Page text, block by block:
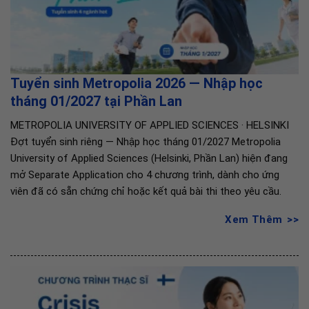
Tuyển sinh Metropolia 2026 — Nhập học
tháng 01/2027 tại Phần Lan
METROPOLIA UNIVERSITY OF APPLIED SCIENCES · HELSINKI
Đợt tuyển sinh riêng — Nhập học tháng 01/2027 Metropolia
University of Applied Sciences (Helsinki, Phần Lan) hiện đang
mở Separate Application cho 4 chương trình, dành cho ứng
viên đã có sẵn chứng chỉ hoặc kết quả bài thi theo yêu cầu.
Xem Thêm